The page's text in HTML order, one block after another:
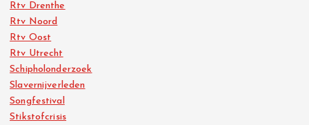
Rtv Drenthe
Rtv Noord
Rtv Oost
Rtv Utrecht
Schipholonderzoek
Slavernijverleden
Songfestival
Stikstofcrisis